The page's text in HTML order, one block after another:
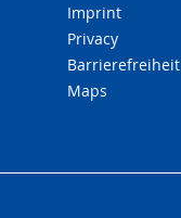
Imprint
Privacy
Barrierefreiheit
Maps